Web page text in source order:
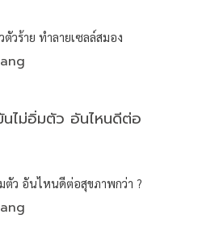
วร้าย ทำลายเซลล์สมอง
ว อันไหนดีต่อสุขภาพกว่า ?